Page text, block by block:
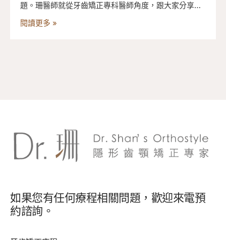
題。珊醫師就從牙齒矯正專科醫師角度，跟大家分享這
二大門派的優缺點吧！
閱讀更多 »
如果您有任何療程相關問題，歡迎來電預
約諮詢。